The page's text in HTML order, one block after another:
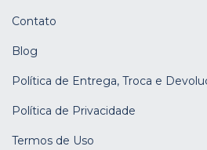
Contato
Blog
Política de Entrega, Troca e
Política de Privacidade
Termos de Uso